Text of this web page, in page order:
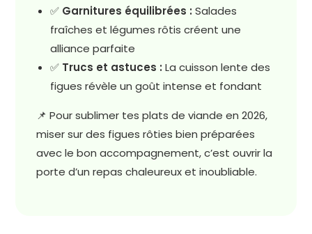
✅ Garnitures équilibrées : Salades
fraîches et légumes rôtis créent une
alliance parfaite
✅ Trucs et astuces : La cuisson lente des
figues révèle un goût intense et fondant
📌 Pour sublimer tes plats de viande en 2026,
miser sur des figues rôties bien préparées
avec le bon accompagnement, c’est ouvrir la
porte d’un repas chaleureux et inoubliable.